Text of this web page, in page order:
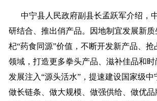
中宁县人民政府副县长孟跃军介绍，
研结合、推出俏产品。因地制宜发展新
杞“药食同源”价值，不断开发新产品、
领域，打造更多拳头产品、滋补佳品和
发展注入“源头活水”，提速建设国家级
做长链条、做大规模、做强供给、做优品